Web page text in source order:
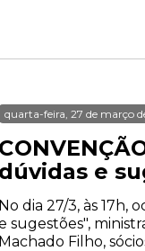
quarta-feira, 27 de março
dúvidas e
No dia 27/3, às 17h,
sugestões",
Machado Filho,